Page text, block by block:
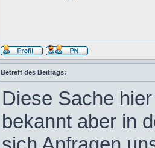
Betreff des Beitrags:
Diese Sache
bekannt aber in